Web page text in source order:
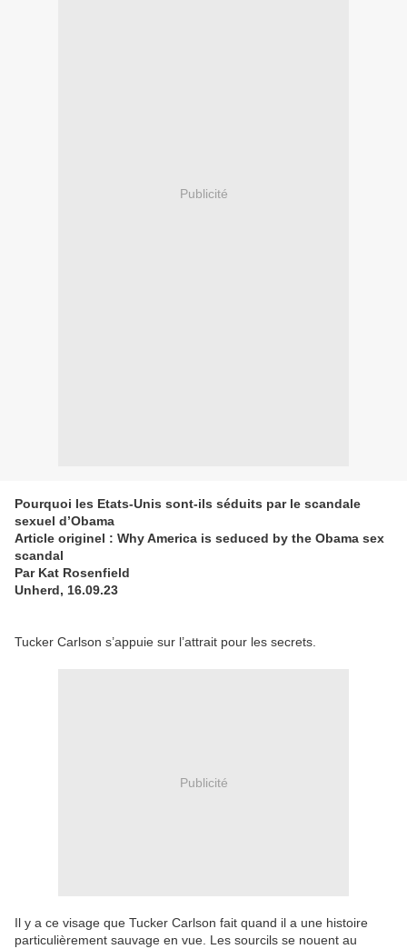
Publicité
Pourquoi les Etats-Unis sont-ils séduits par le scandale
sexuel d’Obama
Article originel : Why America is seduced by the Obama sex
scandal
Par Kat Rosenfield
Unherd, 16.09.23
Tucker Carlson s’appuie sur l’attrait pour les secrets.
Publicité
Il y a ce visage que Tucker Carlson fait quand il a une histoire
particulièrement sauvage en vue. Les sourcils se nouent au